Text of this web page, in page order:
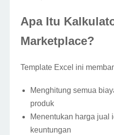
Apa Itu
Marketplace?
Template Excel ini
Menghitung semua
produk
Menentukan harga jual
keuntungan